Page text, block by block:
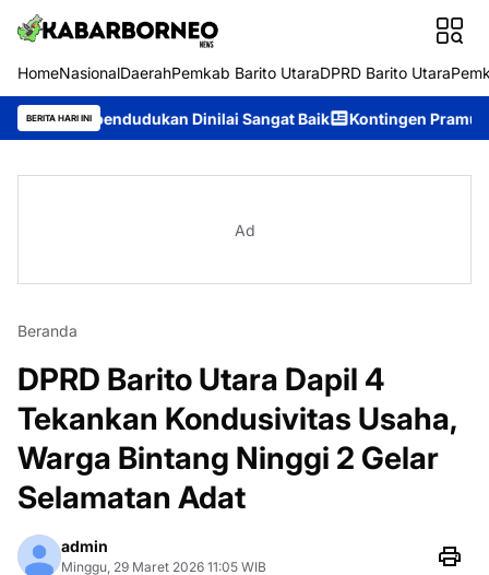
HomeNasionalDaerahPemkab Barito UtaraDPRD Barito Utara
BERITA HARI INIDinilai Sangat Baik Kontingen Pramuka Murung
Ad
Beranda
DPRD Barito Utara Dapil 4
Tekankan Kondusivitas Usaha,
Warga Bintang Ninggi 2 Gelar
Selamatan Adat
admin
Minggu, 29 Maret 2026 11:05 WIB